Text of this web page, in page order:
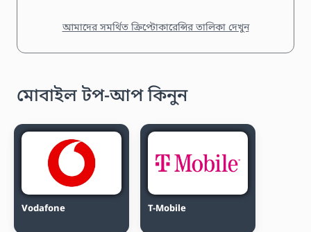
আমাদের সমর্থিত ক্রিপ্টোকারেন্সির তালিকা দেখুন
মোবাইল টপ-আপ কিনুন
Vodafone T-Mobile